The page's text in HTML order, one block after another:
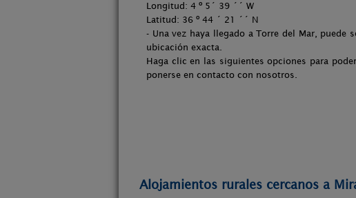
Longitud: 4 º 5´ 39 ´´ W
Latitud: 36 º 44 ´ 21 ´´ N
- Una vez haya llegado a Torre del Mar, puede
ubicación exacta.
Haga clic en las siguientes opciones para
ponerse en contacto con nosotros.
Alojamientos rurales cercanos a